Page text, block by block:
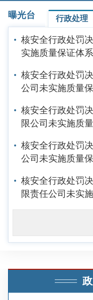
曝光台 行政处理
核安全行政处罚
实施质量保证体系
核安全行政处罚
公司未实施质量
核安全行政处罚
限公司未实施质
核安全行政处罚
公司未实施质量
核安全行政处罚
限责任公司未实